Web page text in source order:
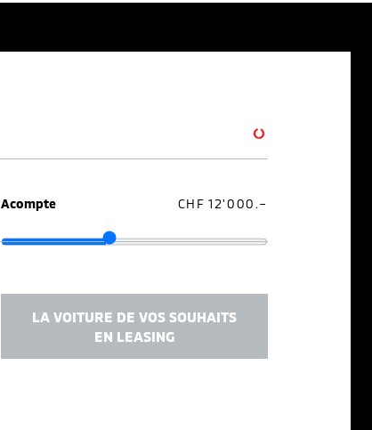
Acompte CHF 12'000.–
LA VOITURE DE VOS SOUHAITS
EN LEASING